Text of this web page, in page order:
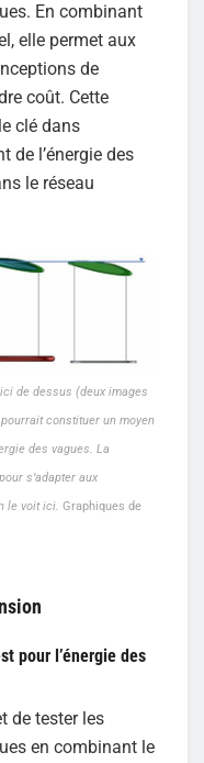
En combinant
elle permet aux
de
coût. Cette
clé dans
de l’énergie des
le réseau
de dessus (deux images
constituer un moyen
des vagues. La
s’adapter aux
le voit ici. Graphiques de
pour l’énergie des
de tester les
en combinant le